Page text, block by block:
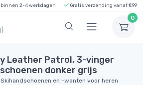
2-4 werkdagen Gratis verzending vanaf €99
0
Leather Patrol, 3-vinger
donker grijs
Skihandschoenen en -wanten voor heren